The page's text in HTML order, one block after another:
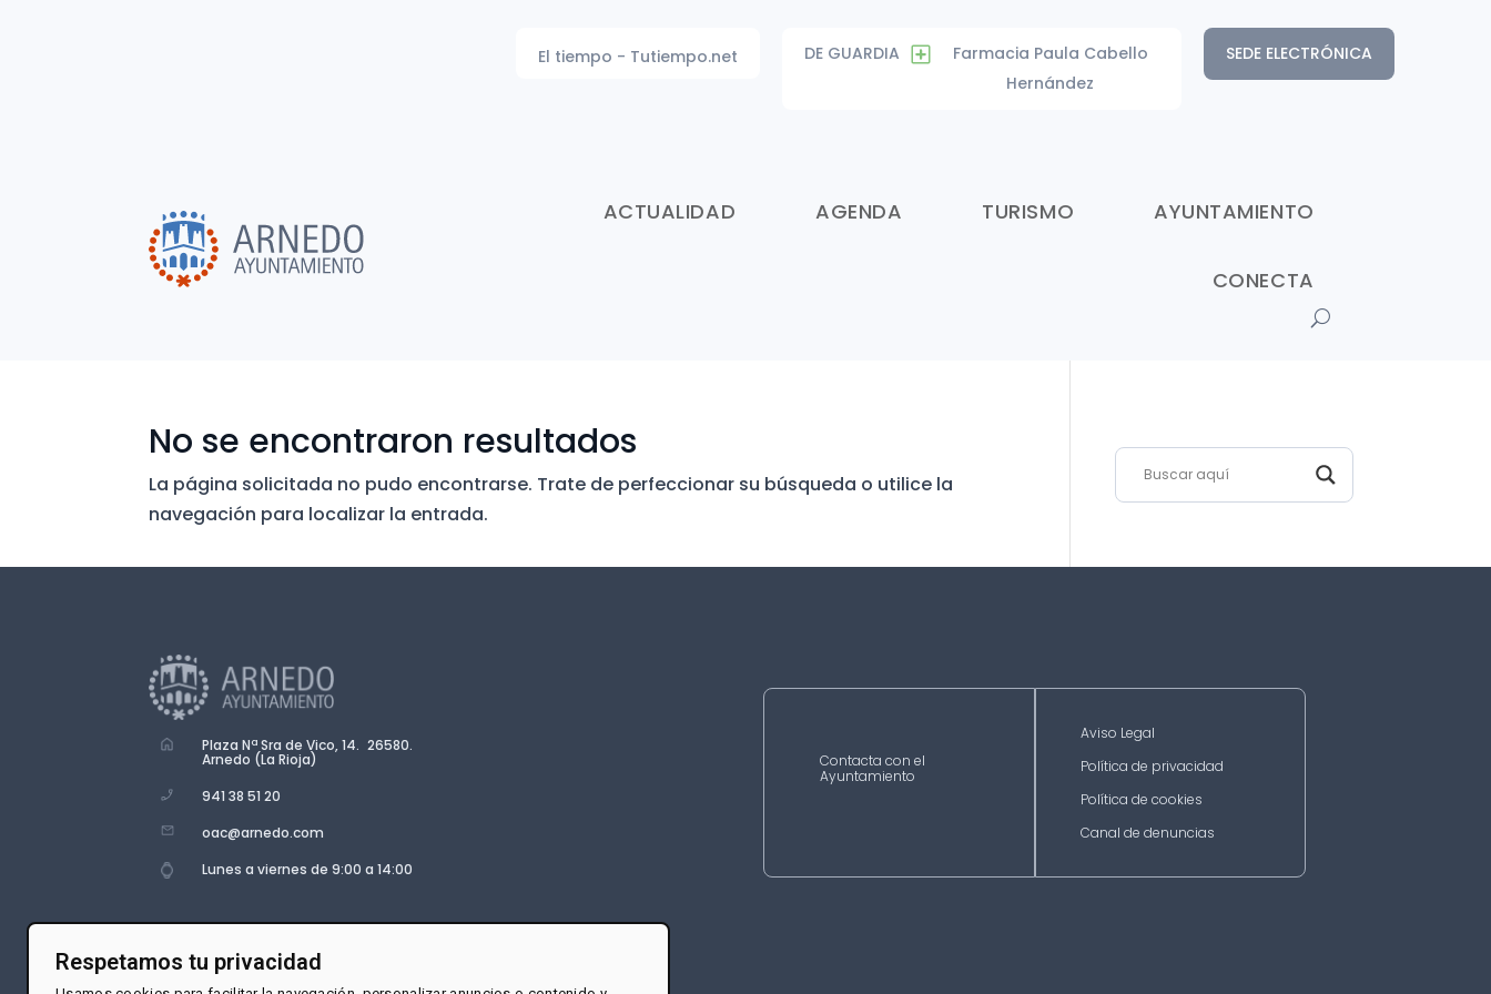
SEDE ELECTRÓNICA
DE GUARDIA
Farmacia Paula Cabello
Hernández
El tiempo - Tutiempo.net
ACTUALIDAD AGENDA TURISMO AYUNTAMIENTO
CONECTA
No se encontraron resultados
La página solicitada no pudo encontrarse. Trate de perfeccionar su búsqueda o utilice la
navegación para localizar la entrada.
Plaza Nª Sra de Vico, 14. 26580.
Arnedo (La Rioja)
941 38 51 20
oac@arnedo.com
Lunes a viernes de 9:00 a 14:00
Contacta con el
Ayuntamiento
Aviso Legal
Política de privacidad
Política de cookies
Canal de denuncias
Respetamos tu privacidad